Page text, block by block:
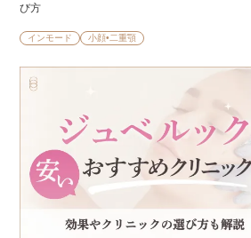
び方
インモード 小顔•二重顎